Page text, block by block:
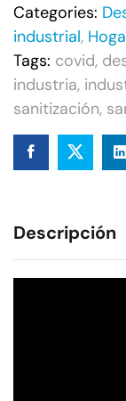
Categories:
industrial,
Tags: covid,
industria,
sanitización,
Descripción